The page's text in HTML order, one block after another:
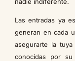
Las entradas ya
generan en cada
asegurarte la
conocidas por